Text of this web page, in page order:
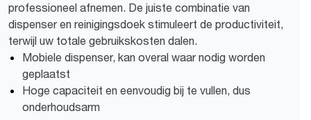
professioneel afnemen. De juiste combinatie van
dispenser en reinigingsdoek stimuleert de productiviteit,
terwijl uw totale gebruikskosten dalen.
Mobiele dispenser, kan overal waar nodig worden
geplaatst
Hoge capaciteit en eenvoudig bij te vullen, dus
onderhoudsarm